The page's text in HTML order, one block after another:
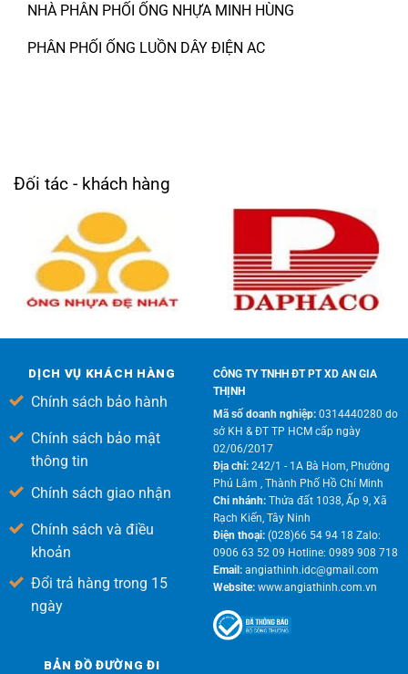
NHÀ PHÂN PHỐI ỐNG NHỰA MINH HÙNG
PHÂN PHỐI ỐNG LUỒN DÂY ĐIỆN AC
Đối tác - khách hàng
DỊCH VỤ KHÁCH HÀNG
Chính sách bảo hành
Chính sách bảo mật
thông tin
Chính sách giao nhận
Chính sách và điều
khoản
Đổi trả hàng trong 15
ngày
CÔNG TY TNHH ĐT PT XD AN GIA
THỊNH
Mã số doanh nghiệp:0314440280 do
sở KH & ĐT TP HCM cấp ngày
02/06/2017
Địa chỉ:242/1 - 1A Bà Hom, Phường
Phú Lâm , Thành Phố Hồ Chí Minh
Chi nhánh: Thửa đất 1038, Ấp 9, Xã
Rạch Kiến, Tây Ninh
Điện thoại:(028)66 54 94 18 Zalo:
0906 63 52 09 Hotline: 0989 908 718
Email:angiathinh.idc@gmail.com
Website:www.angiathinh.com.vn
BẢN ĐỒ ĐƯỜNG ĐI